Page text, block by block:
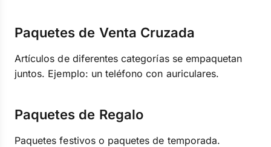
Paquetes de Venta Cruzada
Artículos de diferentes categorías se empaquetan
juntos. Ejemplo: un teléfono con auriculares.
Paquetes de Regalo
Paquetes festivos o paquetes de temporada.